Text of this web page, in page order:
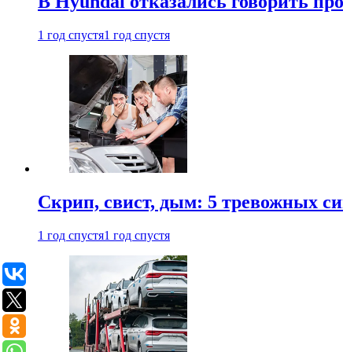
1 год спустя1 год спустя
Скрип, свист, дым: 5 тревожных
1 год спустя1 год спустя